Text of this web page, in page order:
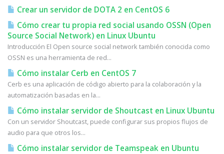
Crear un servidor de DOTA 2 en CentOS 6
Cómo crear tu propia red social usando OSSN (Open
Source Social Network) en Linux Ubuntu
Introducción El Open source social network también conocida como
OSSN es una herramienta de red...
Cómo instalar Cerb en CentOS 7
Cerb es una aplicación de código abierto para la colaboración y la
automatización basadas en la...
Cómo instalar servidor de Shoutcast en Linux Ubuntu
Con un servidor Shoutcast, puede configurar sus propios flujos de
audio para que otros los...
Cómo instalar servidor de Teamspeak en Ubuntu